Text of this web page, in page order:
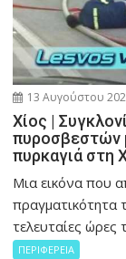
13 Αυγούστου
Χίος |
πυροσβεστών
πυρκαγιά στη
Μια εικόνα που
πραγματικότητα
τελευταίες ώρες
ΠΕΡΙΦΕΡΕΙΑ